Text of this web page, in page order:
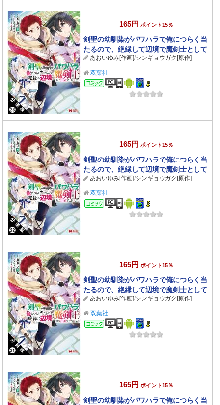
165円 ポイント15％
剣聖の幼馴染がパワハラで俺につらく当
たるので、絶縁して辺境で魔剣士として
出直すことにした。（コミック） 分冊版
： 23
あおいゆみ[作画]/シンギョウガク[原作]
双葉社
コミック
165円 ポイント15％
剣聖の幼馴染がパワハラで俺につらく当
たるので、絶縁して辺境で魔剣士として
出直すことにした。（コミック） 分冊版
： 22
あおいゆみ[作画]/シンギョウガク[原作]
双葉社
コミック
165円 ポイント15％
剣聖の幼馴染がパワハラで俺につらく当
たるので、絶縁して辺境で魔剣士として
出直すことにした。（コミック） 分冊版
： 21
あおいゆみ[作画]/シンギョウガク[原作]
双葉社
コミック
165円 ポイント15％
剣聖の幼馴染がパワハラで俺につらく当